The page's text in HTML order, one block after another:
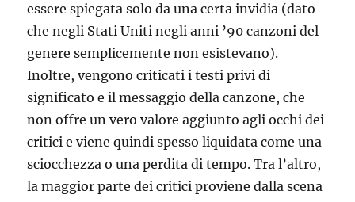
essere spiegata solo da una certa invidia (dato
che negli Stati Uniti negli anni ’90 canzoni del
genere semplicemente non esistevano).
Inoltre, vengono criticati i testi privi di
significato e il messaggio della canzone, che
non offre un vero valore aggiunto agli occhi dei
critici e viene quindi spesso liquidata come una
sciocchezza o una perdita di tempo. Tra l’altro,
la maggior parte dei critici proviene dalla scena